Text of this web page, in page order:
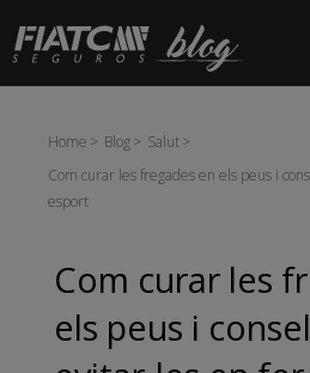
Salta al contingut principal
Home Blog
Salut
Com curar les fregades en els peus i
esport
Com curar les
els peus i